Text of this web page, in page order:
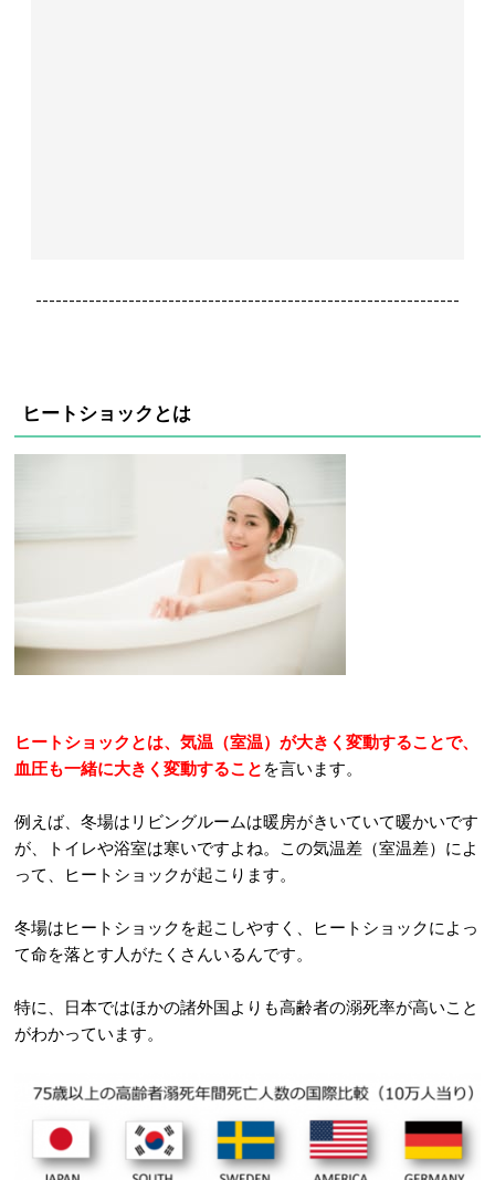
----------------------------------------------------------------
ヒートショックとは
ヒートショックとは、気温（室温）が大きく変動することで、
血圧も一緒に大きく変動すること を言います。
例えば、冬場はリビングルームは暖房がきいていて暖かいです
が、トイレや浴室は寒いですよね。この気温差（室温差）によ
って、ヒートショックが起こります。
冬場はヒートショックを起こしやすく、ヒートショックによっ
て命を落とす人がたくさんいるんです。
特に、日本ではほかの諸外国よりも高齢者の溺死率が高いこと
がわかっています。